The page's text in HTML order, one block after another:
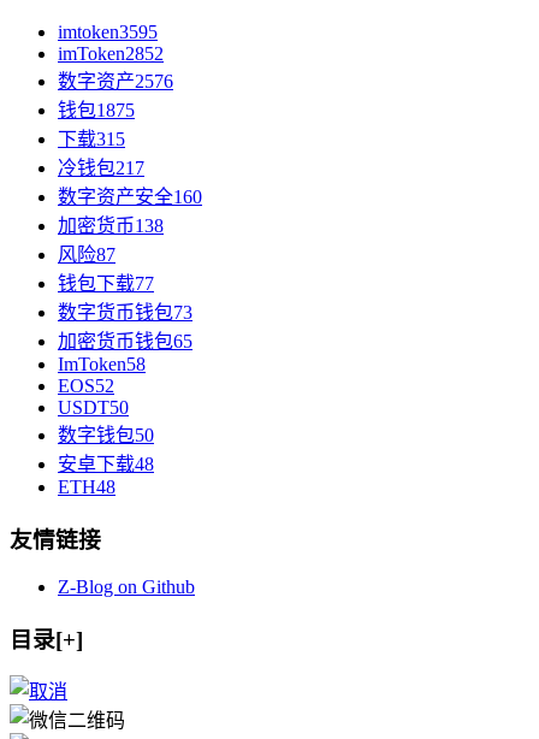
imtoken3595
imToken2852
数字资产2576
钱包1875
下载315
冷钱包217
数字资产安全160
加密货币138
风险87
钱包下载77
数字货币钱包73
加密货币钱包65
ImToken58
EOS52
USDT50
数字钱包50
安卓下载48
ETH48
友情链接
Z-Blog on Github
目录[+]